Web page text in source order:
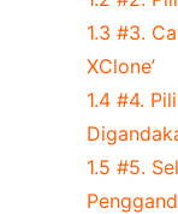
1.3 #3.
XClone’
1.4 #4.
1.5 #5.